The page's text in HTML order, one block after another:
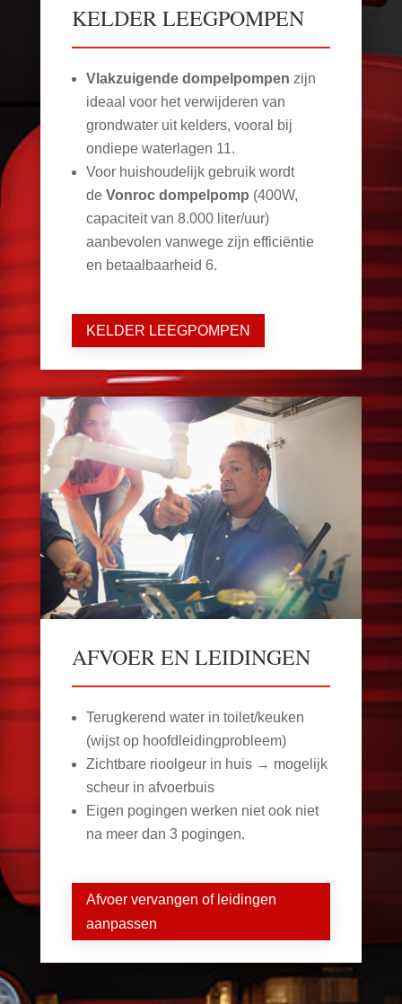
KELDER LEEGPOMPEN
Vlakzuigende dompelpompen zijn
ideaal voor het verwijderen van
grondwater uit kelders, vooral bij
ondiepe waterlagen 11.
Voor huishoudelijk gebruik wordt
de Vonroc dompelpomp (400W,
capaciteit van 8.000 liter/uur)
aanbevolen vanwege zijn efficiëntie
en betaalbaarheid 6.
KELDER LEEGPOMPEN
AFVOER EN LEIDINGEN
Terugkerend water in toilet/keuken
(wijst op hoofdleidingprobleem)
Zichtbare rioolgeur in huis → mogelijk
scheur in afvoerbuis
Eigen pogingen werken niet ook niet
na meer dan 3 pogingen.
Afvoer vervangen of leidingen
aanpassen